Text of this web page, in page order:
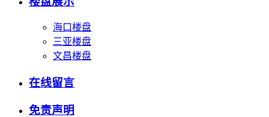
海口楼盘
三亚楼盘
文昌楼盘
在线留言
免责声明